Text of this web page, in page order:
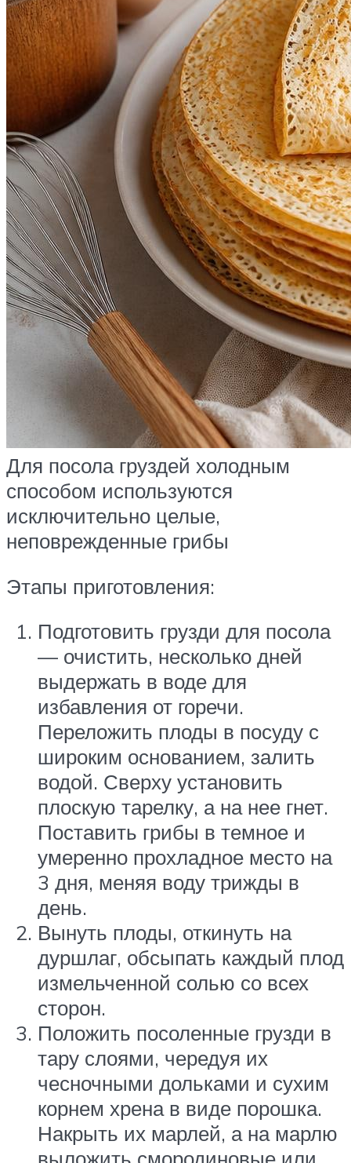
Для посола груздей холодным
способом используются
исключительно целые,
неповрежденные грибы
Этапы приготовления:
Подготовить грузди для посола
— очистить, несколько дней
выдержать в воде для
избавления от горечи.
Переложить плоды в посуду с
широким основанием, залить
водой. Сверху установить
плоскую тарелку, а на нее гнет.
Поставить грибы в темное и
умеренно прохладное место на
3 дня, меняя воду трижды в
день.
Вынуть плоды, откинуть на
дуршлаг, обсыпать каждый плод
измельченной солью со всех
сторон.
Положить посоленные грузди в
тару слоями, чередуя их
чесночными дольками и сухим
корнем хрена в виде порошка.
Накрыть их марлей, а на марлю